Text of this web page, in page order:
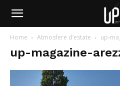
Home Atmosfere d’estate up-
up-magazine-